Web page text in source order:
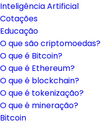
Inteligência Artificial
Cotações
Educação
O que são criptomoedas?
O que é Bitcoin?
O que é Ethereum?
O que é blockchain?
O que é tokenização?
O que é mineração?
Bitcoin